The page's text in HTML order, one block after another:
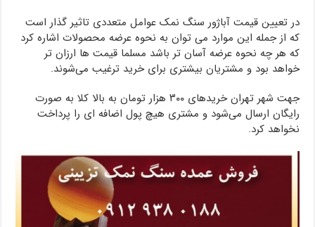
در تعیین قیمت آباژور سنگ نمک عوامل متعددی تاثیر گذار است
که از جمله این موارد می توان به نحوه عرضه محصولات اشاره کرد
که هر چه نحوه عرضه آسان تر باشد مسلما قیمت ها ارزان تر
خواهد بود و مشتریان بیشتری برای خرید ترغیب می‌شوند.
جهت شهر تهران خریدهای ۳۰۰ هزار تومان به بالا کلا به صورت
رایگان ارسال می‌شود و مشتری هیچ پول اضافه ای را پرداخت
نخواهد کرد.